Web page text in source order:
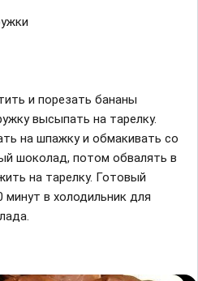
и порезать бананы
высыпать на тарелку.
на шпажку и обмакивать со
шоколад, потом обвалять в
на тарелку. Готовый
минут в холодильник для